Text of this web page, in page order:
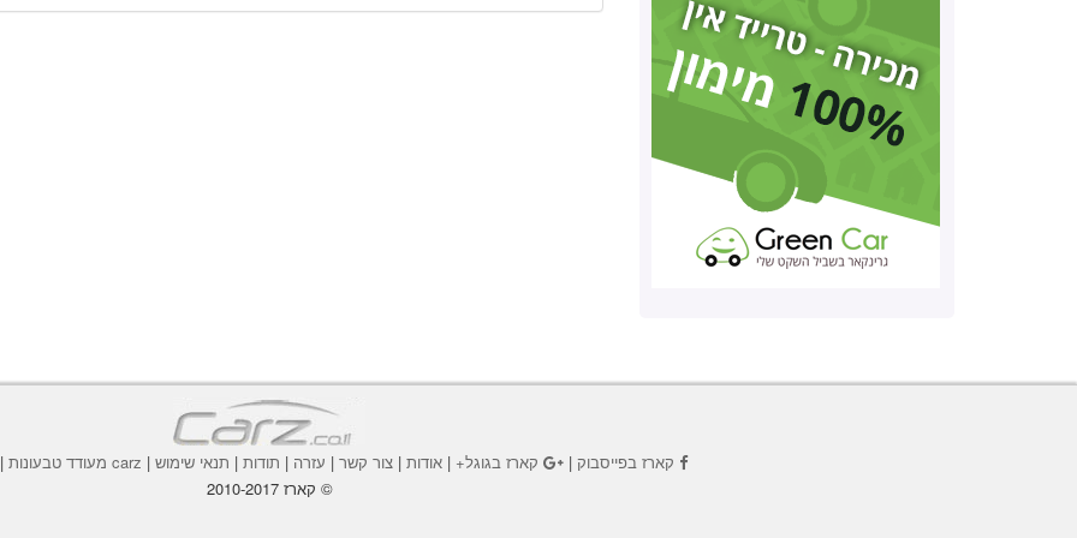
קארז בפייסבוק | קארז בגוגל+ | אודות | צור קשר | עזרה | תודות | תנאי שימוש | carz מעודד טבעונות |
© קארז 2010-2017